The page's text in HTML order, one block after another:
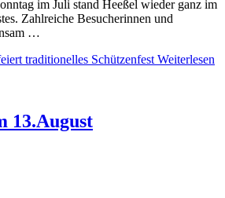
im Juli stand Heeßel wieder ganz im
Zahlreiche Besucherinnen und
…
traditionelles Schützenfest Weiterlesen
13.August